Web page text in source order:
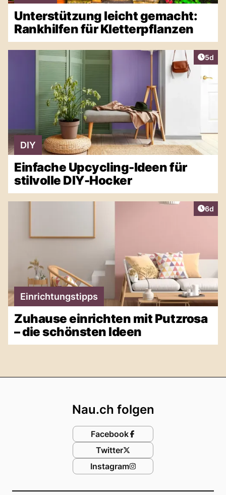
Unterstützung leicht gemacht:
Rankhilfen für Kletterpflanzen
5d
DIY
Einfache Upcycling-Ideen für
stilvolle DIY-Hocker
6d
Einrichtungstipps
Zuhause einrichten mit Putzrosa
– die schönsten Ideen
Nau.ch folgen
Facebook
Twitter
Instagram